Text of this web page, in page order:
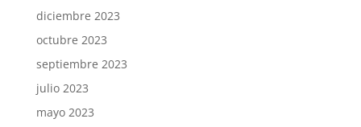
diciembre 2023
octubre 2023
septiembre 2023
julio 2023
mayo 2023